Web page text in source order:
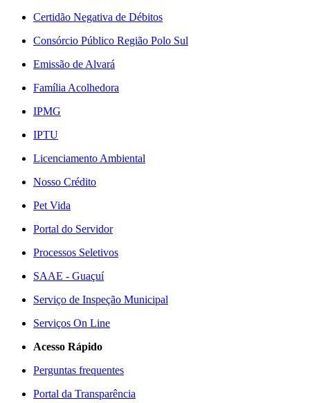
Certidão Negativa de Débitos
Consórcio Público Região Polo Sul
Emissão de Alvará
Família Acolhedora
IPMG
IPTU
Licenciamento Ambiental
Nosso Crédito
Pet Vida
Portal do Servidor
Processos Seletivos
SAAE - Guaçuí
Serviço de Inspeção Municipal
Serviços On Line
Acesso Rápido
Perguntas frequentes
Portal da Transparência